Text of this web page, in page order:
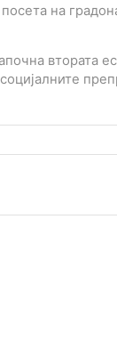
на
втората